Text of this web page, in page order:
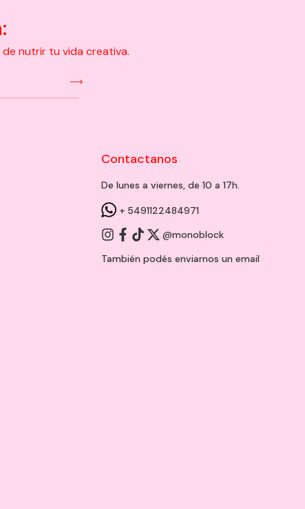
nutrir tu vida creativa.
Contactanos
De lunes a viernes, de 10 a 17h.
+ 5491122484971
@monoblock
También podés enviarnos un email